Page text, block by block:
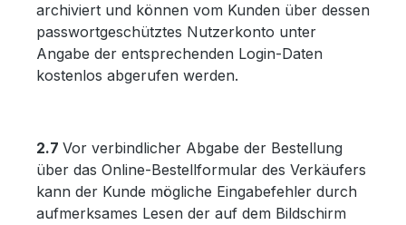
archiviert und können vom Kunden über dessen
passwortgeschütztes Nutzerkonto unter
Angabe der entsprechenden Login-Daten
kostenlos abgerufen werden.
2.7 Vor verbindlicher Abgabe der Bestellung
über das Online-Bestellformular des Verkäufers
kann der Kunde mögliche Eingabefehler durch
aufmerksames Lesen der auf dem Bildschirm